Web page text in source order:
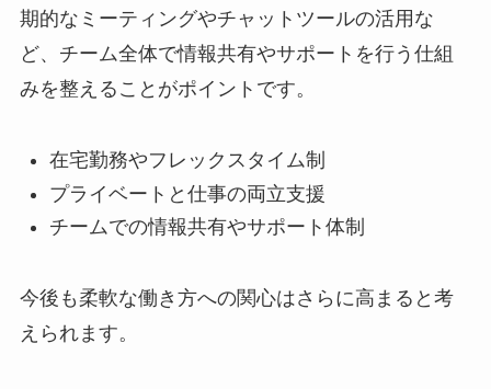
期的なミーティングやチャットツールの活用な
ど、チーム全体で情報共有やサポートを行う仕組
みを整えることがポイントです。
在宅勤務やフレックスタイム制
プライベートと仕事の両立支援
チームでの情報共有やサポート体制
今後も柔軟な働き方への関心はさらに高まると考
えられます。